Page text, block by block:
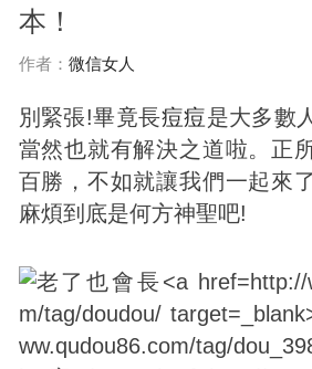
本！
作者： 微信女人
別緊張!畢竟長痘痘是大多數
當然也就有解決之道啦。正
百勝，不如就讓我們一起來
麻煩到底是何方神聖吧!